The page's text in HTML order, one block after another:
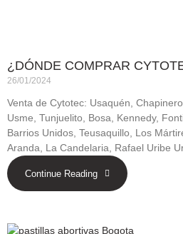
¿DÓNDE COMPRAR
26/01/2024
Venta de Cytotec: Usaquén,
Usme, Tunjuelito, Bosa, Kennedy,
Barrios Unidos, Teusaquillo, Los
Aranda, La Candelaria, Rafael Uribe
Continue Reading